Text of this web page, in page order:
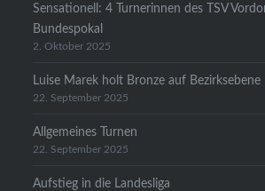
Sensationell: 4 Turnerinnen des TSV
Bundespokal
2. Oktober 2025
Luise Marek holt Bronze auf Bezirksebene
22. September 2025
Allgemeines Turnen
22. September 2025
Aufstieg in die Landesliga